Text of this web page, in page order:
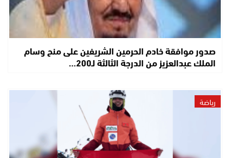
صدور موافقة خادم الحرمين الشريفين على منح وسام
الملك عبدالعزيز من الدرجة الثالثة لـ200…
رياضة